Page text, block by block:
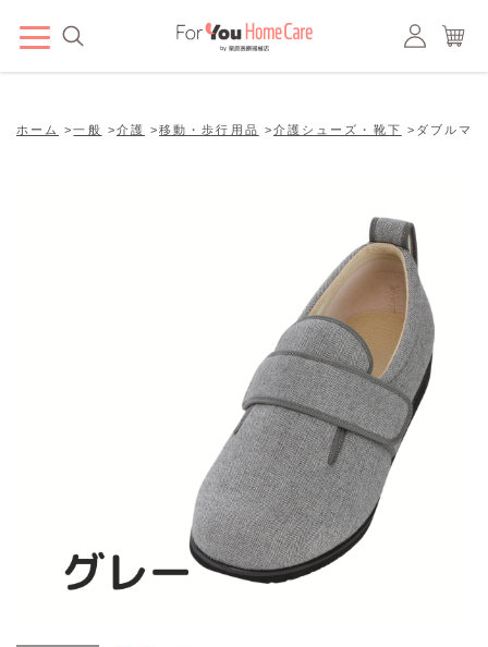
ホーム >一般 >介護 >移動・歩行用品 >介護シューズ・靴下 > ダブルマ